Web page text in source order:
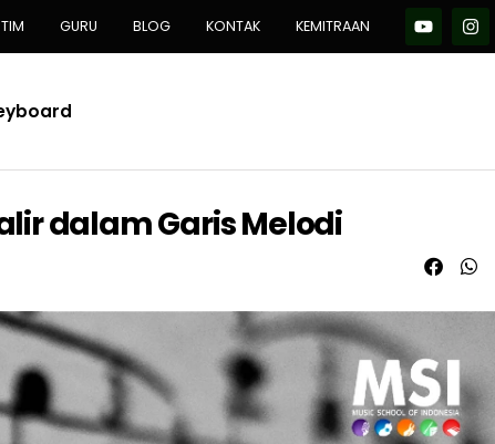
TIM GURU BLOG KONTAK KEMITRAAN
dalam Garis Melodi